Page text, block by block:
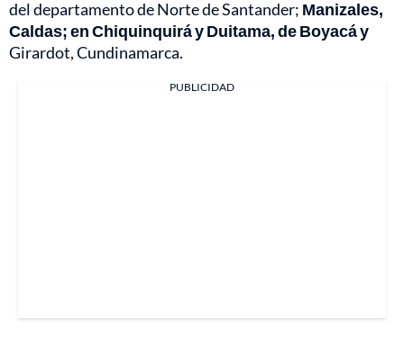
del departamento de Norte de Santander; Manizales,
Caldas; en Chiquinquirá y Duitama, de Boyacá y
Girardot, Cundinamarca.
PUBLICIDAD